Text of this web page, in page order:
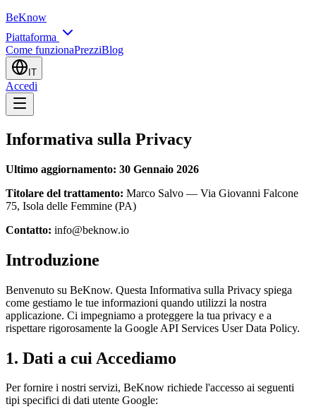
BeKnow
Piattaforma
Come funzionaPrezziBlog
IT
Accedi
Informativa sulla Privacy
Ultimo aggiornamento: 30 Gennaio 2026
Titolare del trattamento: Marco Salvo — Via Giovanni Falcone
75, Isola delle Femmine (PA)
Contatto: info@beknow.io
Introduzione
Benvenuto su BeKnow. Questa Informativa sulla Privacy spiega
come gestiamo le tue informazioni quando utilizzi la nostra
applicazione. Ci impegniamo a proteggere la tua privacy e a
rispettare rigorosamente la Google API Services User Data Policy.
1. Dati a cui Accediamo
Per fornire i nostri servizi, BeKnow richiede l'accesso ai seguenti
tipi specifici di dati utente Google: